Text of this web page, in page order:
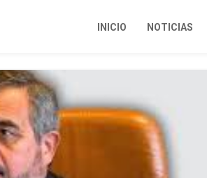
INICIO NOTICIAS